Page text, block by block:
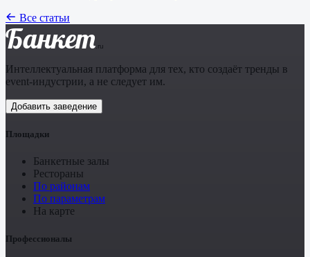
Все статьи
Банкет .ru
Интеллектуальная платформа для тех, кто создаёт тренды в
event-индустрии, а не следует им.
Добавить заведение
Площадки
Банкетные залы
Рестораны
По районам
По параметрам
На карте
Профессионалы